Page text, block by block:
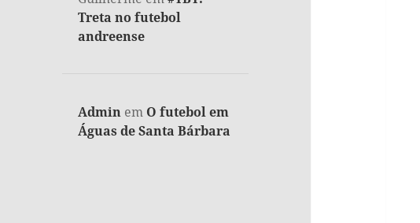
Treta no futebol
andreense
Admin em O futebol em
Águas de Santa Bárbara